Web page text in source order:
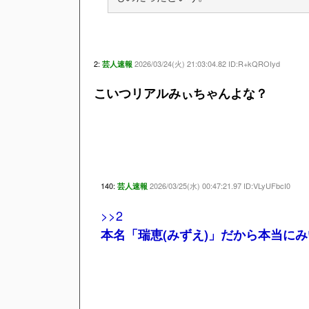
2: 芸人速報 2026/03/24(火) 21:03:04.82 ID:R+kQROIyd
こいつリアルみぃちゃんよな？
140: 芸人速報 2026/03/25(水) 00:47:21.97 ID:VLyUFbcI0
>>2
本名「瑞恵(みずえ)」だから本当に